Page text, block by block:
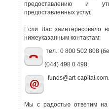
предоставлению и
предоставленных услуг.
Если Вас заинтересовало
нижеуказанным контактам:
тел.: 0 800 502 808
(044) 498 0 498;
funds@art-
Мы с радостью ответим